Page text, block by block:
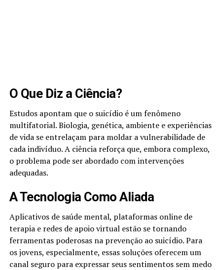
O Que Diz a Ciência?
Estudos apontam que o suicídio é um fenômeno
multifatorial. Biologia, genética, ambiente e experiências
de vida se entrelaçam para moldar a vulnerabilidade de
cada indivíduo. A ciência reforça que, embora complexo,
o problema pode ser abordado com intervenções
adequadas.
A Tecnologia Como Aliada
Aplicativos de saúde mental, plataformas online de
terapia e redes de apoio virtual estão se tornando
ferramentas poderosas na prevenção ao suicídio. Para
os jovens, especialmente, essas soluções oferecem um
canal seguro para expressar seus sentimentos sem medo